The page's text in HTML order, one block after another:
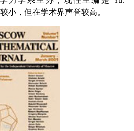
小，但在学术界声誉较高。